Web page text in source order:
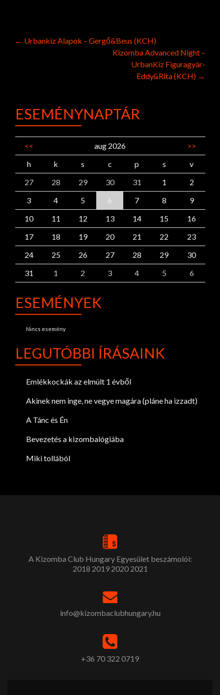
Post
← Urbankiz Alapok – Gergő&Beus (KCH)
Kizomba Advanced Night –
UrbanKiz Figuragyár-
Eddy&Rita (KCH) →
ESEMÉNYNAPTÁR
<< aug 2026
>>
h
k s c p s
v
27
28 29 30 31 1
2
3
4 5 6 7 8
9
10
11 12 13 14 15
16
17
18 19 20 21 22
23
24
25 26 27 28 29
30
31
1 2 3 4 5 6
ESEMÉNYEK
Nincs esemény
LEGUTÓBBI ÍRÁSAINK
Emlékkockák az elmúlt 1 évből
Akinek nem inge, ne vegye magára (pláne ha izzadt)
A Tánc és Én
Bevezetés a kizombalógiába
Miki tollából
A Kizomba Club Hungary Egyesület beszámolói:
2018 2019 2020 2021
info@kizombaclubhungary.hu
+36 70 322 0719